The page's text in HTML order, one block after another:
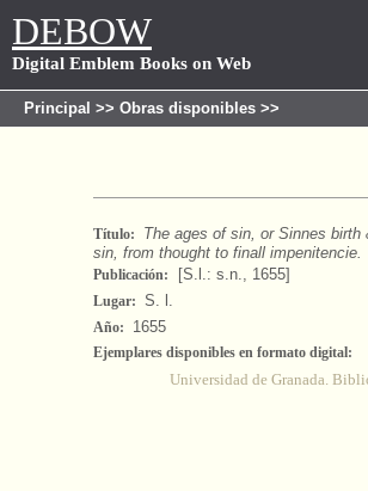
DEBOW
Digital Emblem Books on Web
Principal >> Obras disponibles >>
Título:
The ages of sin, or Sinnes
sin, from thought to finall impenitencie.
Publicación: [S.l.: s.n., 1655]
Lugar: S. l.
Año: 1655
Ejemplares disponibles en formato digital:
Universidad de Granada.